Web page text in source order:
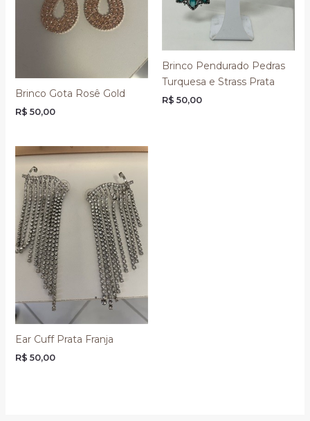
Brinco Gota Rosê Gold
R$ 50,00
Brinco Pendurado Pedras
Turquesa e Strass Prata
R$ 50,00
Ear Cuff Prata Franja
R$ 50,00